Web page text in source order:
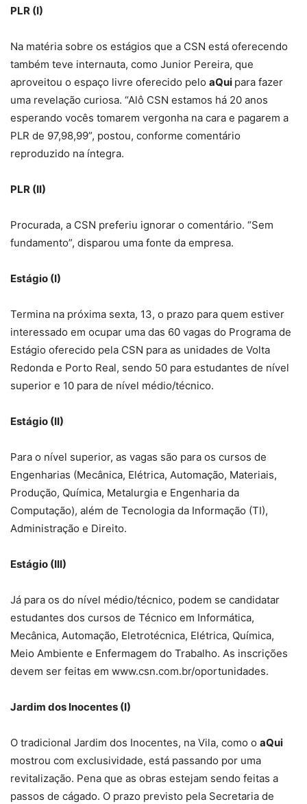
PLR (I)
Na matéria sobre os estágios que a CSN está oferecendo
também teve internauta, como Junior Pereira, que
aproveitou o espaço livre oferecido pelo aQui para fazer
uma revelação curiosa. “Alô CSN estamos há 20 anos
esperando vocês tomarem vergonha na cara e pagarem a
PLR de 97,98,99”, postou, conforme comentário
reproduzido na íntegra.
PLR (II)
Procurada, a CSN preferiu ignorar o comentário. “Sem
fundamento”, disparou uma fonte da empresa.
Estágio (I)
Termina na próxima sexta, 13, o prazo para quem estiver
interessado em ocupar uma das 60 vagas do Programa de
Estágio oferecido pela CSN para as unidades de Volta
Redonda e Porto Real, sendo 50 para estudantes de nível
superior e 10 para de nível médio/técnico.
Estágio (II)
Para o nível superior, as vagas são para os cursos de
Engenharias (Mecânica, Elétrica, Automação, Materiais,
Produção, Química, Metalurgia e Engenharia da
Computação), além de Tecnologia da Informação (TI),
Administração e Direito.
Estágio (III)
Já para os do nível médio/técnico, podem se candidatar
estudantes dos cursos de Técnico em Informática,
Mecânica, Automação, Eletrotécnica, Elétrica, Química,
Meio Ambiente e Enfermagem do Trabalho. As inscrições
devem ser feitas em www.csn.com.br/oportunidades.
Jardim dos Inocentes (I)
O tradicional Jardim dos Inocentes, na Vila, como o aQui
mostrou com exclusividade, está passando por uma
revitalização. Pena que as obras estejam sendo feitas a
passos de cágado. O prazo previsto pela Secretaria de